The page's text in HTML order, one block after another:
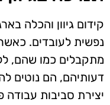
קידום גיוון והכלה
נפשית לעובדים.
מתקבלים כמו שהם,
דעותיהם, הם נוטים
יצירת סביבות